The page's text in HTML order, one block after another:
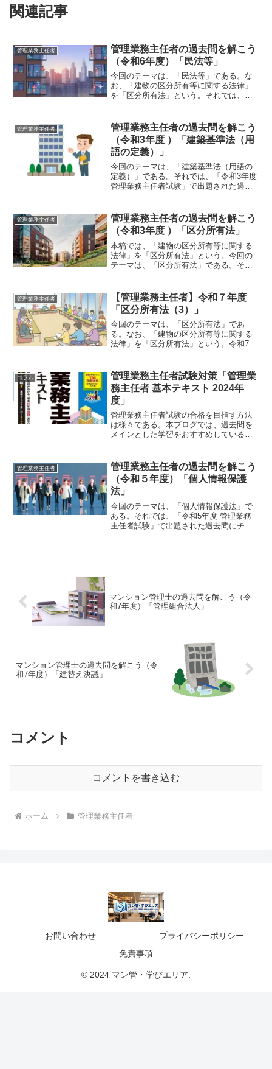
関連記事
管理業務主任者
管理業務主任者の過去問を解こう
（令和6年度）「民法等」
今回のテーマは、「民法等」である。な
お、「建物の区分所有等に関する法律」
を「区分所有法」という。それでは、
う。令和6年度 管理業務主任者試験問
題 【問 2】【問 ２】 ...
管理業務主任者
管理業務主任者の過去問を解こう
（令和3年度 ）「建築基準法（用
語の定義）」
今回のテーマは、「建築基準法（用語の
定義）」である。それでは、「令和3年度
管理業務主任者試験」で出題された過去
23】建築基準法第2条（用語の定義）に関
する次の記...
管理業務主任者
管理業務主任者の過去問を解こう
（令和3年度 ）「区分所有法」
本稿では、「建物の区分所有等に関する
法律」を「区分所有法」という。今回の
テーマは、「区分所有法」である。それ
てみよう。令和3年度 管理業務主任者試
験問題 【問 39】【...
管理業務主任者
【管理業務主任者】令和７年度
「区分所有法（3）」
今回のテーマは、「区分所有法」であ
る。なお、「建物の区分所有等に関する
法律」を「区分所有法」という。令和7年
よれば、最も適切なものはどれか。1 区
分所有者全員の同...
コラム
管理業務主任者試験対策「管理業
務主任者 基本テキスト 2024年
度」
管理業務主任者試験の合格を目指す方法
は様々である。本ブログでは、過去問を
メインとした学習をおすすめしている。
入ってこないとか、このままテキストを
漫然と読んでいていいのか...
管理業務主任者
管理業務主任者の過去問を解こう
（令和５年度）「個人情報保護
法」
今回のテーマは、「個人情報保護法」で
ある。それでは、「令和5年度 管理業務
主任者試験」で出題された過去問にチャ
マンション管理士の過去問を解こう（令
和7年度）「管理組合法人」
マンション管理士の過去問を解こう（令
和7年度）「建替え決議」
コメント
コメントを書き込む
ホーム 管理業務主任者
お問い合わせ
プライバシーポリシー
免責事項
© 2024 マン管・学びエリア.